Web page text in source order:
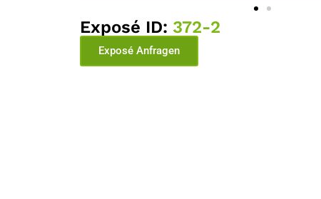
Exposé ID: 372-2
Exposé Anfragen